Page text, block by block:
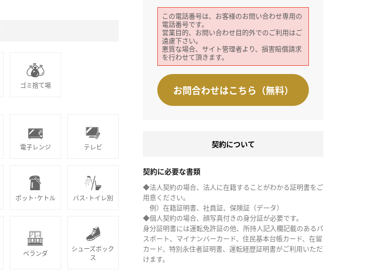
この電話番号は、お客様のお問い合わせ専用の
電話番号です。
営業目的、お問い合わせ目的外でのご利用はご
遠慮下さい。
悪質な場合、サイト管理者より、損害賠償請求
を行わせて頂きます。
お問合わせはこちら（無料）
契約について
契約に必要な書類
◆法人契約の場合、法人に在籍することがわかる証明書をご
用意ください。
例）在籍証明書、社員証、保険証（データ）
◆個人契約の場合、顔写真付きの身分証が必要です。
身分証明書には運転免許証の他、所持人記入欄記載のあるパ
スポート、マイナンバーカード、住民基本台帳カード、在留
カード、特別永住者証明書、運転経歴証明書がご利用いただ
けます。
ゴミ捨て場
電子レンジ テレビ
ポット･ケトル バス･トイレ別
ベランダ
シューズボック
ス